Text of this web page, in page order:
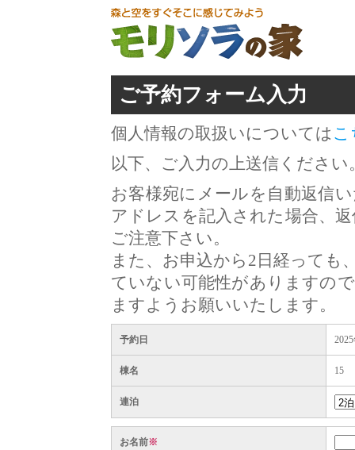
ご予約フォーム入力
個人情報の取扱いについては こ
以下、ご入力の上送信ください
お客様宛にメールを自動返信
アドレスを記入された場合、
ご注意下さい。
また、お申込から2日経っても
ていない可能性がありますの
ますようお願いいたします。
予約日
棟名 15
連泊
お名前※